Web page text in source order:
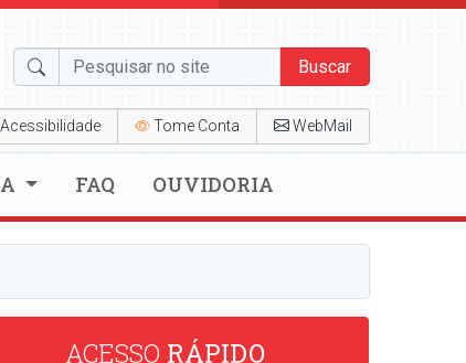
Buscar
Acessibilidade Tome Conta WebMail
FAQ OUVIDORIA
ACESSO RÁPIDO